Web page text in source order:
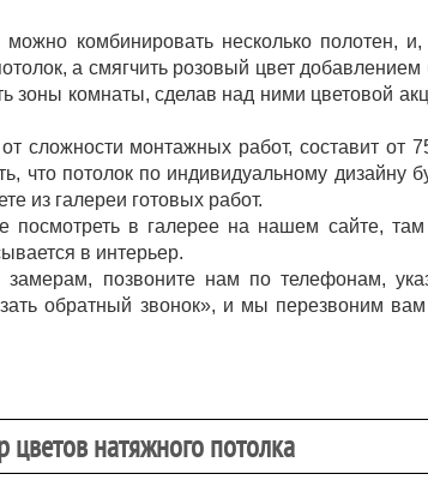
комбинировать несколько полотен,
а смягчить розовый цвет добавлением
зоны комнаты, сделав над ними цветовой
сложности монтажных работ, составит от
что потолок по индивидуальному дизайну
из галереи готовых работ.
посмотреть в галерее на нашем сайте,
в интерьер.
замерам, позвоните нам по телефонам,
обратный звонок», и мы перезвоним
цветов натяжного потолка